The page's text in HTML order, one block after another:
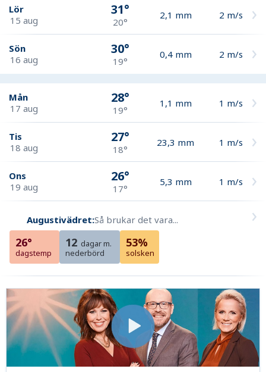
Lör
15 aug
31°
20°
2,1 mm 2 m/s
Sön
16 aug
30°
19°
0,4 mm 2 m/s
Mån
17 aug
28°
19°
1,1 mm 1 m/s
Tis
18 aug
27°
18°
23,3 mm 1 m/s
Ons
19 aug
26°
17°
5,3 mm 1 m/s
Augustivädret:Så brukar det vara...
26°
dagstemp
12 dagar m.
nederbörd
53%
solsken